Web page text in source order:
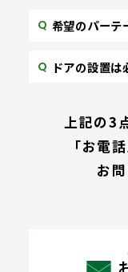
希望のパーテ
ドアの設置は
上記の3
「お電
お